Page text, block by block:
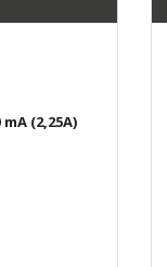
(2,25A)